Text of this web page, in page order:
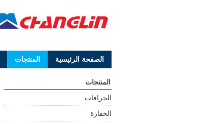
الصفحة الرئيسية المنتجات
المنتجات
الجرافات
الحفارة